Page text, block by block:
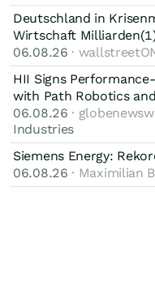
Deutschland in
Wirtschaft Milliarden
06.08.26 ·
HII Signs
with Path Robotics
06.08.26 ·
Industries
Siemens Energy:
06.08.26 · Maximilian